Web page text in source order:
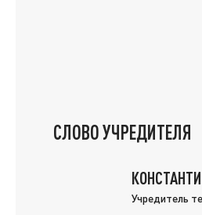
СЛОВО УЧРЕДИТЕЛЯ
Учредитель